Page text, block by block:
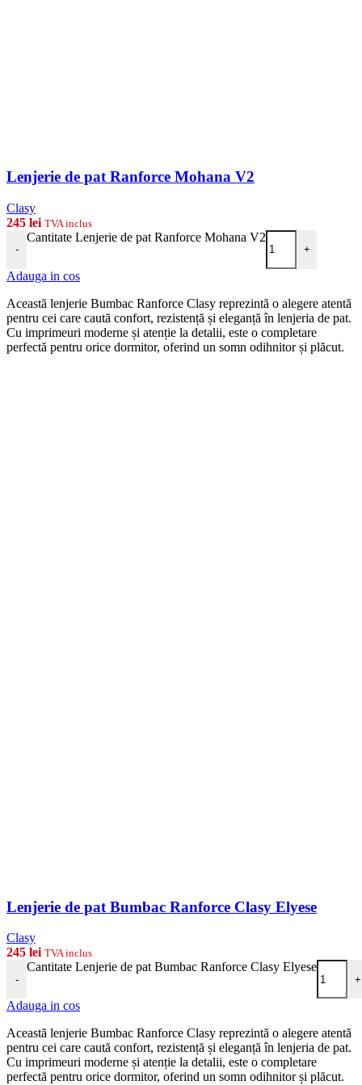
Lenjerie de pat Ranforce Mohana V2
Clasy
245 lei TVA inclus
-
Cantitate Lenjerie de pat Ranforce Mohana V2
+
Adauga in cos
Această lenjerie Bumbac Ranforce Clasy reprezintă o alegere atentă
pentru cei care caută confort, rezistență și eleganță în lenjeria de pat.
Cu imprimeuri moderne și atenție la detalii, este o completare
perfectă pentru orice dormitor, oferind un somn odihnitor și plăcut.
Lenjerie de pat Bumbac Ranforce Clasy Elyese
Clasy
245 lei TVA inclus
-
Cantitate Lenjerie de pat Bumbac Ranforce Clasy Elyese
+
Adauga in cos
Această lenjerie Bumbac Ranforce Clasy reprezintă o alegere atentă
pentru cei care caută confort, rezistență și eleganță în lenjeria de pat.
Cu imprimeuri moderne și atenție la detalii, este o completare
perfectă pentru orice dormitor, oferind un somn odihnitor și plăcut.